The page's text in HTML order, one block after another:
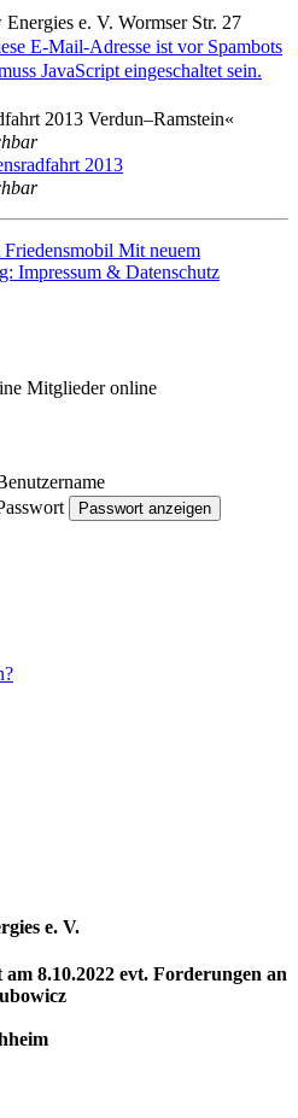
e. V. Wormser Str. 27
E-Mail-Adresse ist vor Spambots
JavaScript eingeschaltet sein.
2013 Verdun–Ramstein«
2013
Mit neuem
Impressum & Datenschutz
Mitglieder online
Passwort anzeigen
e. V.
8.10.2022 evt. Forderungen an